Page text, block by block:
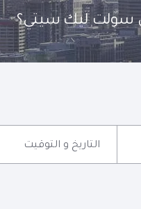
سولت ليك سيتي؟
التاريخ و التوقيت